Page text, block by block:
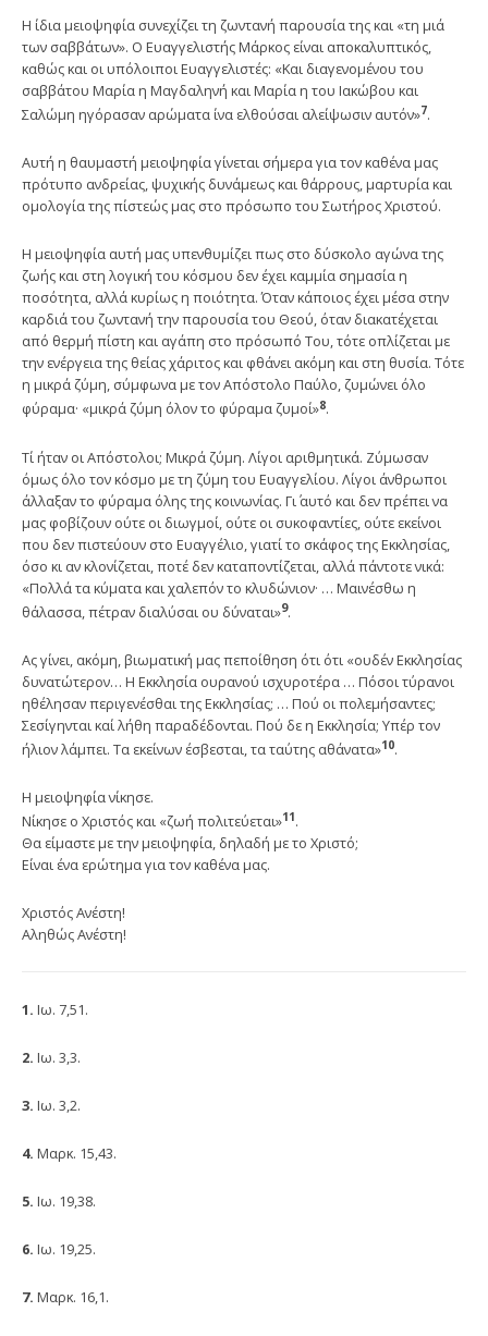
Η ίδια μειοψηφία συνεχίζει τη ζωντανή παρουσία της και «τη μιά
των σαββάτων». Ο Ευαγγελιστής Μάρκος είναι αποκαλυπτικός,
καθώς και οι υπόλοιποι Ευαγγελιστές: «Και διαγενομένου του
σαββάτου Μαρία η Μαγδαληνή και Μαρία η του Ιακώβου και
Σαλώμη ηγόρασαν αρώματα ίνα ελθούσαι αλείψωσιν αυτόν»7.
Αυτή η θαυμαστή μειοψηφία γίνεται σήμερα για τον καθένα μας
πρότυπο ανδρείας, ψυχικής δυνάμεως και θάρρους, μαρτυρία και
ομολογία της πίστεώς μας στο πρόσωπο του Σωτήρος Χριστού.
Η μειοψηφία αυτή μας υπενθυμίζει πως στο δύσκολο αγώνα της
ζωής και στη λογική του κόσμου δεν έχει καμμία σημασία η
ποσότητα, αλλά κυρίως η ποιότητα. Όταν κάποιος έχει μέσα στην
καρδιά του ζωντανή την παρουσία του Θεού, όταν διακατέχεται
από θερμή πίστη και αγάπη στο πρόσωπό Του, τότε οπλίζεται με
την ενέργεια της θείας χάριτος και φθάνει ακόμη και στη θυσία. Τότε
η μικρά ζύμη, σύμφωνα με τον Απόστολο Παύλο, ζυμώνει όλο
φύραμα· «μικρά ζύμη όλον το φύραμα ζυμοί»8.
Τί ήταν οι Απόστολοι; Μικρά ζύμη. Λίγοι αριθμητικά. Ζύμωσαν
όμως όλο τον κόσμο με τη ζύμη του Ευαγγελίου. Λίγοι άνθρωποι
άλλαξαν το φύραμα όλης της κοινωνίας. Γι΄ αυτό και δεν πρέπει να
μας φοβίζουν ούτε οι διωγμοί, ούτε οι συκοφαντίες, ούτε εκείνοι
που δεν πιστεύουν στο Ευαγγέλιο, γιατί το σκάφος της Εκκλησίας,
όσο κι αν κλονίζεται, ποτέ δεν καταποντίζεται, αλλά πάντοτε νικά:
«Πολλά τα κύματα και χαλεπόν το κλυδώνιον· … Μαινέσθω η
θάλασσα, πέτραν διαλύσαι ου δύναται»9.
Ας γίνει, ακόμη, βιωματική μας πεποίθηση ότι ότι «ουδέν Εκκλησίας
δυνατώτερον… Η Εκκλησία ουρανού ισχυροτέρα … Πόσοι τύρανοι
ηθέλησαν περιγενέσθαι της Εκκλησίας; … Πού οι πολεμήσαντες;
Σεσίγηνται καί λήθη παραδέδονται. Πού δε η Εκκλησία; Υπέρ τον
ήλιον λάμπει. Τα εκείνων έσβεσται, τα ταύτης αθάνατα»10.
Η μειοψηφία νίκησε.
Νίκησε ο Χριστός και «ζωή πολιτεύεται»11.
Θα είμαστε με την μειοψηφία, δηλαδή με το Χριστό;
Είναι ένα ερώτημα για τον καθένα μας.
Χριστός Ανέστη!
Αληθώς Ανέστη!
1. Ιω. 7,51.
2. Ιω. 3,3.
3. Ιω. 3,2.
4. Μαρκ. 15,43.
5. Ιω. 19,38.
6. Ιω. 19,25.
7. Μαρκ. 16,1.